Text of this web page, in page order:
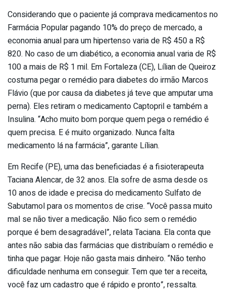
Considerando que o paciente já comprava medicamentos no
Farmácia Popular pagando 10% do preço de mercado, a
economia anual para um hipertenso varia de R$ 450 a R$
820. No caso de um diabético, a economia anual varia de R$
100 a mais de R$ 1 mil. Em Fortaleza (CE), Lílian de Queiroz
costuma pegar o remédio para diabetes do irmão Marcos
Flávio (que por causa da diabetes já teve que amputar uma
perna). Eles retiram o medicamento Captopril e também a
Insulina. “Acho muito bom porque quem pega o remédio é
quem precisa. E é muito organizado. Nunca falta
medicamento lá na farmácia”, garante Lílian.
Em Recife (PE), uma das beneficiadas é a fisioterapeuta
Taciana Alencar, de 32 anos. Ela sofre de asma desde os
10 anos de idade e precisa do medicamento Sulfato de
Sabutamol para os momentos de crise. “Você passa muito
mal se não tiver a medicação. Não fico sem o remédio
porque é bem desagradável”, relata Taciana. Ela conta que
antes não sabia das farmácias que distribuíam o remédio e
tinha que pagar. Hoje não gasta mais dinheiro. “Não tenho
dificuldade nenhuma em conseguir. Tem que ter a receita,
você faz um cadastro que é rápido e pronto”, ressalta.